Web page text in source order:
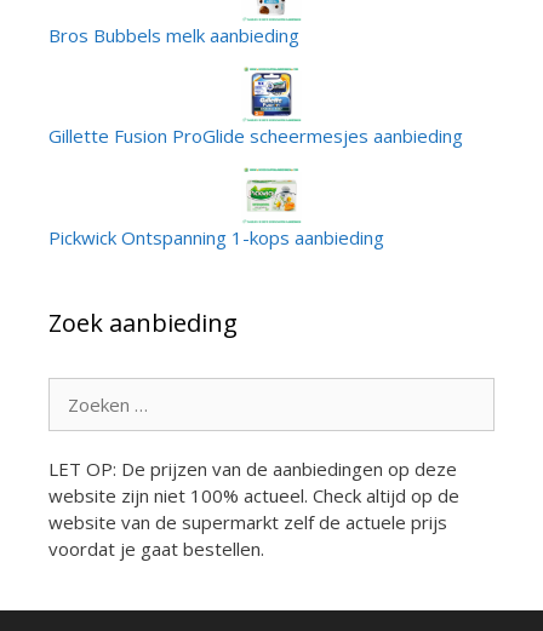
Bros Bubbels melk aanbieding
Gillette Fusion ProGlide scheermesjes aanbieding
Pickwick Ontspanning 1-kops aanbieding
Zoek aanbieding
naar:
LET OP: De prijzen van de aanbiedingen op deze
website zijn niet 100% actueel. Check altijd op de
website van de supermarkt zelf de actuele prijs
voordat je gaat bestellen.